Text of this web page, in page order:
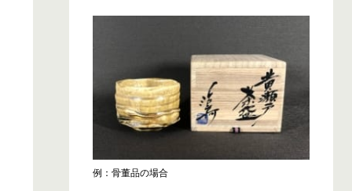
例：骨董品の場合